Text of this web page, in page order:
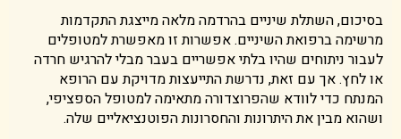
בסיכום, השתלת שיניים בהרדמה מלאה מייצגת התקדמות
מרשימה ברפואת השיניים. אפשרות זו מאפשרת למטופלים
לעבור ניתוחים שהיו בלתי אפשריים בעבר מבלי להרגיש חרדה
או לחץ. אך עם זאת, נדרשת התייעצות מדויקת עם הרופא
המנתח כדי לוודא שהפרוצדורה מתאימה למטופל הספציפי,
ושהוא מבין את היתרונות והחסרונות הפוטנציאליים שלה.